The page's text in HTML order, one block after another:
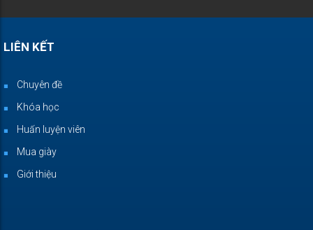
LIÊN KẾT
Chuyên đề
Khóa học
Huấn luyện viên
Mua giày
Giới thiệu